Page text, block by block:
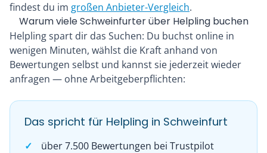
findest du im großen Anbieter-Vergleich.
Warum viele Schweinfurter über Helpling buchen
Helpling spart dir das Suchen: Du buchst online in
wenigen Minuten, wählst die Kraft anhand von
Bewertungen selbst und kannst sie jederzeit wieder
anfragen — ohne Arbeitgeberpflichten:
Das spricht für Helpling in Schweinfurt
über 7.500 Bewertungen bei Trustpilot